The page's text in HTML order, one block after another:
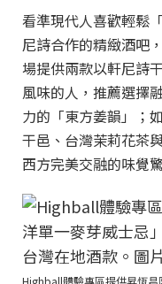
看準現代人喜歡輕鬆
尼詩合作的精緻酒吧
場提供兩款以軒尼詩
風味的人，推薦選擇
力的「東方姜韻」；
干邑、台灣茉莉花茶
西方完美交融的味覺
Highball體驗專區提供昇恆